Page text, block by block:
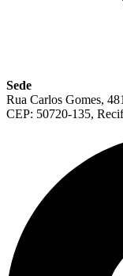
Sede
Rua Carlos Gomes,
CEP: 50720-135,